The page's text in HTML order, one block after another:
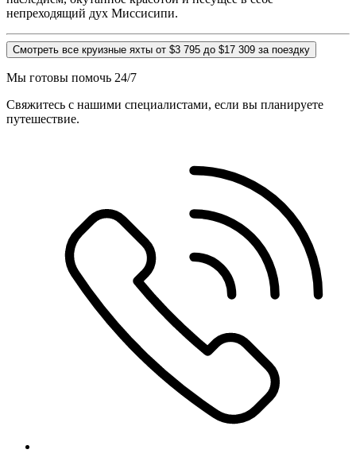
непреходящий дух Миссисипи.
Смотреть все круизные яхты от $3 795 до $17 309 за поездку
Мы готовы помочь 24/7
Свяжитесь с нашими специалистами, если вы планируете
путешествие.